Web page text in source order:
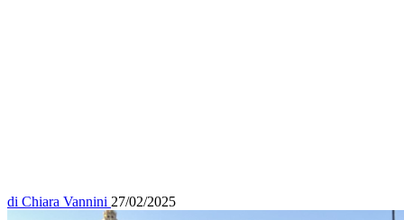
di Chiara Vannini 27/02/2025